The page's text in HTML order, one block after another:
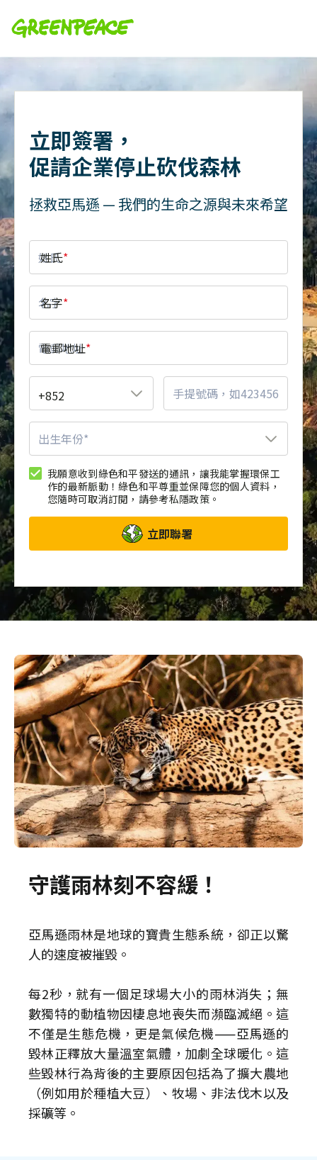
立即簽署，
促請企業停止砍伐森林
拯救亞馬遜 — 我們的生命之源與未來希望
姓氏*
名字*
電郵地址*
我願意收到綠色和平發送的通訊，讓我能掌握環保工
作的最新脈動！綠色和平尊重並保障您的個人資料，
您隨時可取消訂閱，請參考私隱政策。
立即聯署
守護雨林刻不容緩！
亞馬遜雨林是地球的寶貴生態系統，卻正以驚
人的速度被摧毀。
每2秒，就有一個足球場大小的雨林消失；無
數獨特的動植物因棲息地喪失而瀕臨滅絕。這
不僅是生態危機，更是氣候危機——亞馬遜的
毀林正釋放大量溫室氣體，加劇全球暖化。這
些毀林行為背後的主要原因包括為了擴大農地
（例如用於種植大豆）、牧場、非法伐木以及
採礦等。